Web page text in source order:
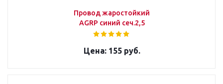
Провод жаростойкий
AGRP синий сеч.2,5
155 руб.